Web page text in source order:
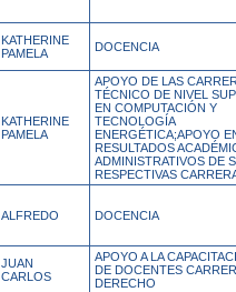
KATHERINE
PAMELA
DOCENCIA
KATHERINE
PAMELA
APOYO DE LAS
TÉCNICO DE NIVEL
EN COMPUTACIÓN Y
TECNOLOGÍA
ENERGÉTICA;APOYO
RESULTADOS
ADMINISTRATIVOS DE
RESPECTIVAS
ALFREDO DOCENCIA
JUAN
CARLOS
APOYO A LA
DE DOCENTES
DERECHO